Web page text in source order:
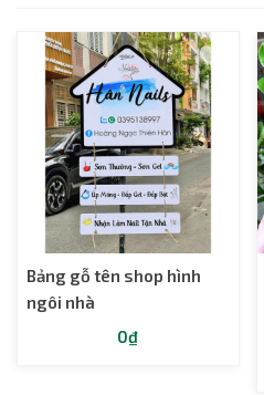
Bảng gỗ tên shop hình
ngôi nhà
0₫